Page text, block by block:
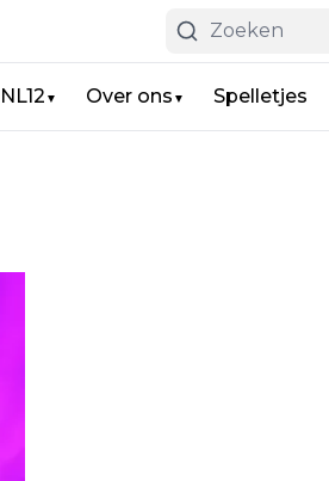
NL12 ▼ Over ons ▼ Spelletjes